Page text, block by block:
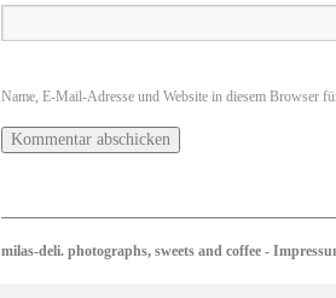
Name, E-Mail-Adresse und Website in diesem Browser
milas-deli. photographs, sweets and coffee -